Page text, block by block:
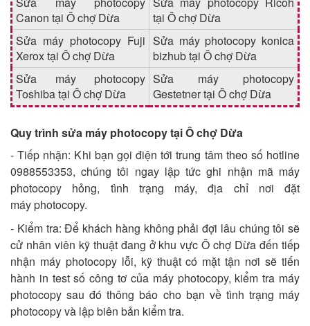
Canon tại Ô chợ Dừa
tại Ô chợ Dừa
Sửa máy photocopy Fuji
Xerox tại Ô chợ Dừa
Sửa máy photocopy konica
bizhub tại Ô chợ Dừa
Sửa máy photocopy
Toshiba tại Ô chợ Dừa
Sửa máy photocopy
Gestetner tại Ô chợ Dừa
Quy trình sửa máy photocopy tại Ô chợ Dừa
- Tiếp nhận: Khi bạn gọi điện tới trung tâm theo số hotline
0988553353, chúng tôi ngay lập tức ghi nhận mã máy
photocopy hỏng, tình trạng máy, địa chỉ nơi đặt
máy photocopy.
- Kiểm tra: Để khách hàng không phải đợi lâu chúng tôi sẽ
cử nhân viên kỹ thuật đang ở khu vực Ô chợ Dừa đến tiếp
nhận máy photocopy lỗi, kỹ thuật có mặt tận nơi sẽ tiến
hành in test số công tơ của máy photocopy, kiểm tra máy
photocopy sau đó thông báo cho bạn về tình trạng máy
photocopy và lập biên bản kiểm tra.